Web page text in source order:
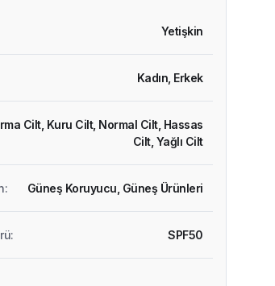
Yetişkin
Kadın, Erkek
Cilt, Kuru Cilt, Normal Cilt, Hassas
Cilt, Yağlı Cilt
: Güneş Koruyucu, Güneş Ürünleri
: SPF50